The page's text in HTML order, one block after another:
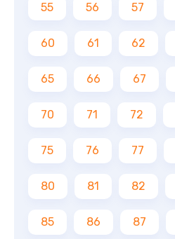
55 56 57
60 61 62
65 66 67
70 71 72
75 76 77
80 81 82
85 86 87